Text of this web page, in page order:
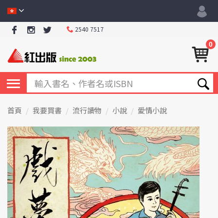
2540 7517
0
首頁 我要買書 流行讀物 小說 愛情小說